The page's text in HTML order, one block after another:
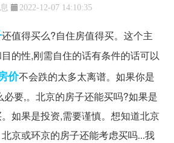
2022-12-07 14:10:35
还值得买么?自住房值得买。这个主
的性,刚需自住的话有条件的话可以
价不会跌的太多太离谱。如果你是
要,。北京的房子还能买吗?如果是
如果是投资,需要谨慎。想知道北京
京或环京的房子还能考虑买吗...我